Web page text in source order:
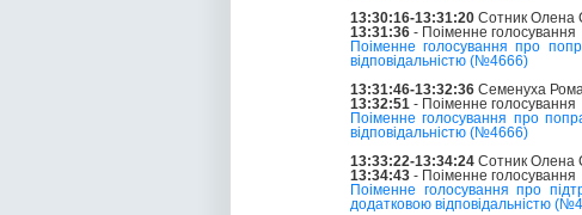
13:30:16-13:31:20 Сотник Олена
13:31:36 - Поіменне голосування
Поіменне голосування про
відповідальністю (№4666)
13:31:46-13:32:36 Семенуха
13:32:51 - Поіменне голосування
Поіменне голосування про
відповідальністю (№4666)
13:33:22-13:34:24 Сотник Олена
13:34:43 - Поіменне голосування
Поіменне голосування про
додатковою відповідальністю